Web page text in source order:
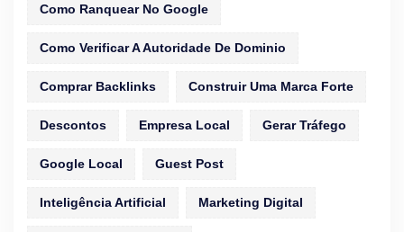
Como Ranquear No Google
Como Verificar A Autoridade De Dominio
Comprar Backlinks Construir Uma Marca Forte
Descontos Empresa Local Gerar Tráfego
Google Local Guest Post
Inteligência Artificial Marketing Digital